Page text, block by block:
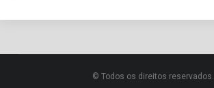
© Todos os direitos reservados.